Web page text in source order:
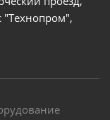
"Технопром",